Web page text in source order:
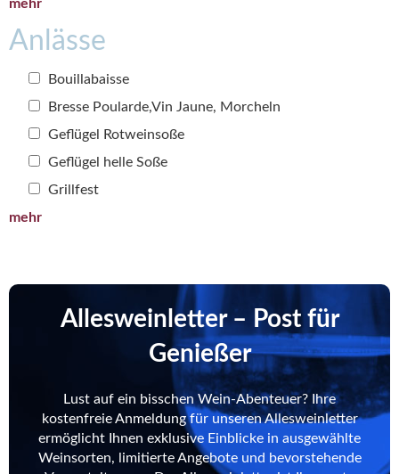
mehr
Anlässe
Bouillabaisse
Bresse Poularde,Vin Jaune, Morcheln
Geflügel Rotweinsoße
Geflügel helle Soße
Grillfest
mehr
Allesweinletter – Post für
Genießer
Lust auf ein bisschen Wein-Abenteuer? Ihre
kostenfreie Anmeldung für unseren Allesweinletter
ermöglicht Ihnen exklusive Einblicke in ausgewählte
Weinsorten, limitierte Angebote und bevorstehende